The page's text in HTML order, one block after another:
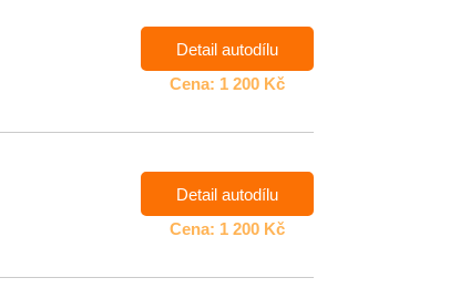
Detail autodílu
Cena: 1 200 Kč
Detail autodílu
Cena: 1 200 Kč